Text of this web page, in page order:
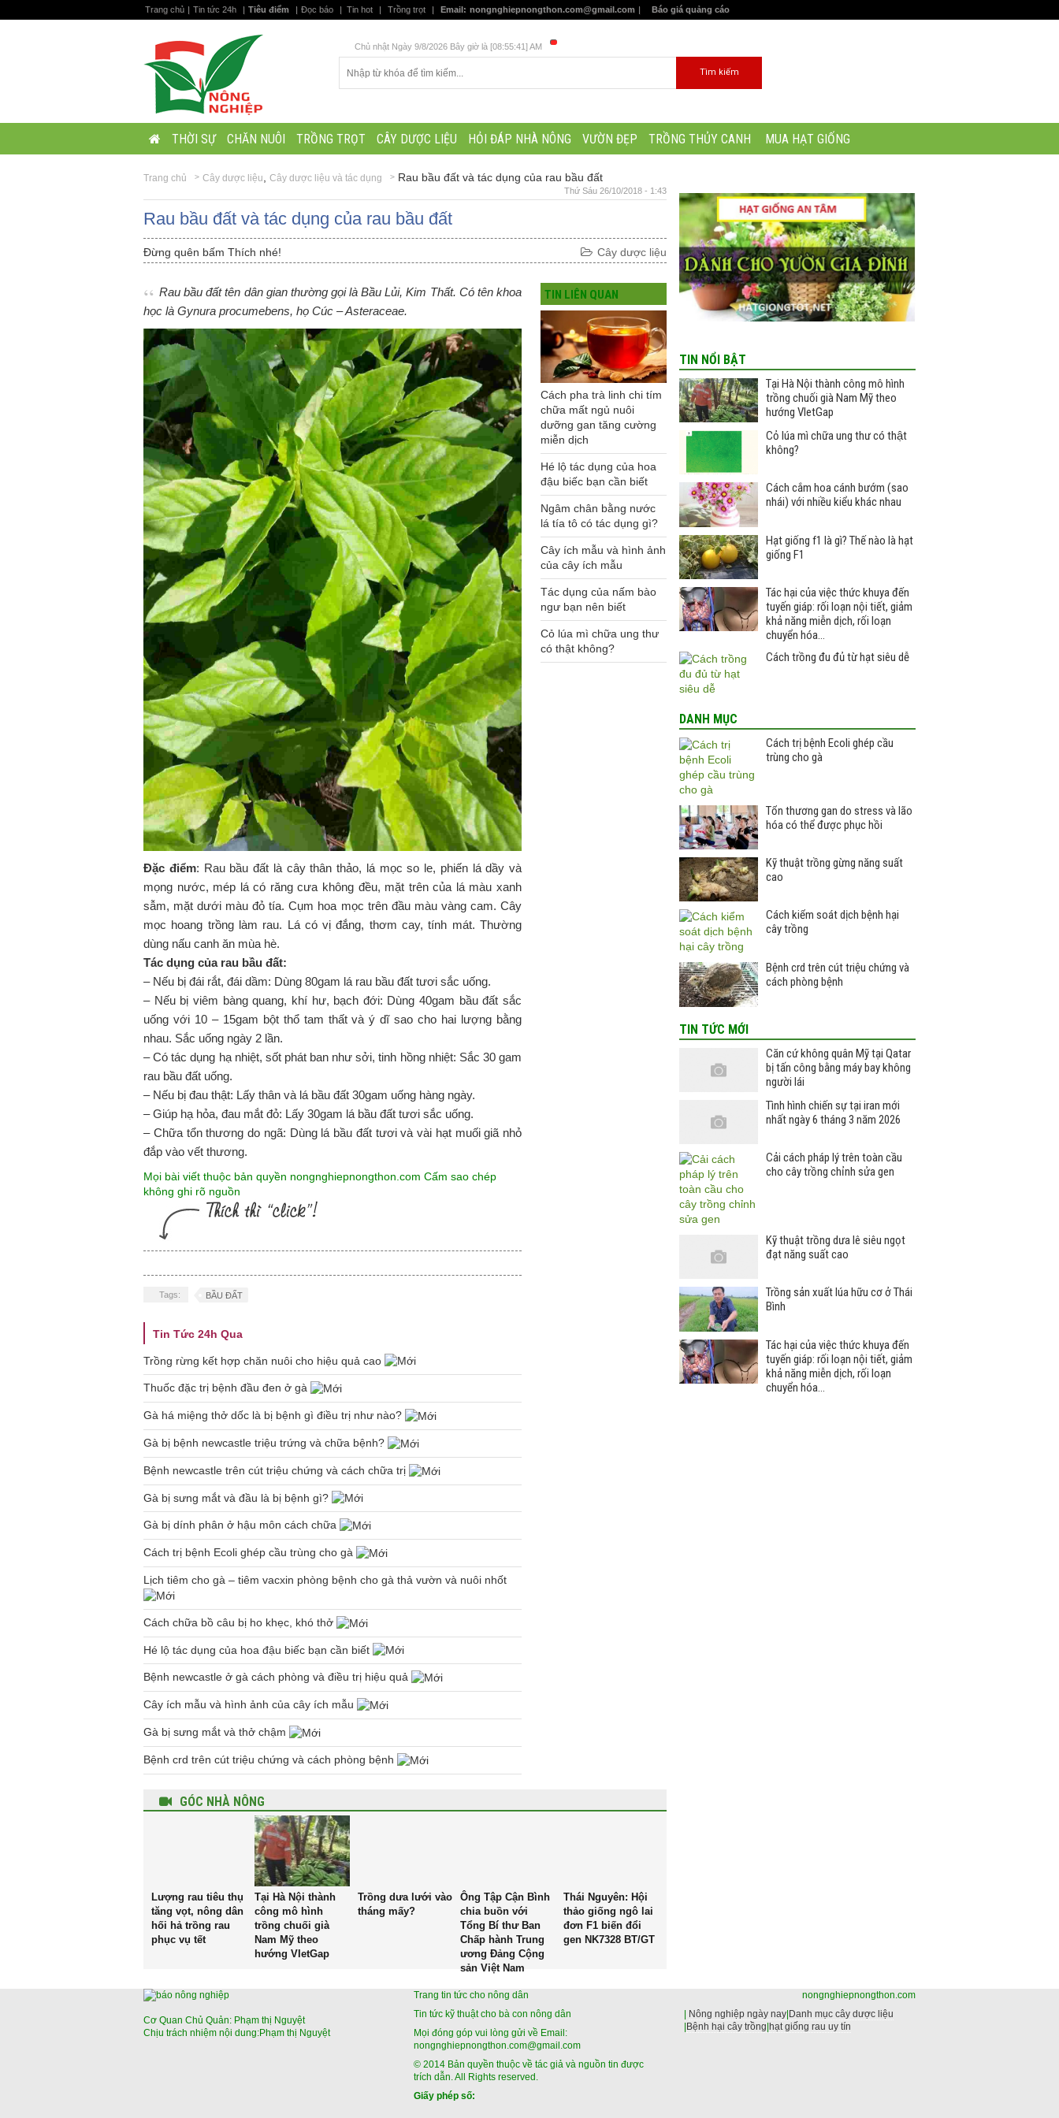
Trang chủ | Tin tức 24h | Tiêu điểm | Đọc báo | Tin hot | Trồng trọt | Email: nongnghiepnongthon.com@gmail.com | Báo giá quảng cáo
Chủ nhật Ngày 9/8/2026 Bây giờ là [08:55:42] AM
THỜI SỰ CHĂN NUÔI TRỒNG TRỌT CÂY DƯỢC LIỆU HỎI ĐÁP NHÀ NÔNG VƯỜN ĐẸP TRỒNG THỦY CANH MUA HẠT GIỐNG
Trang chủ Cây dược liệu Cây dược liệu và tác dụng Rau bầu đất và tác dụng của rau bầu đất
Thứ Sáu 26/10/2018 - 1:43
Rau bầu đất và tác dụng của rau bầu đất
Đừng quên bấm Thích nhé! Cây dược liệu
Rau bầu đất tên dân gian thường gọi là Bầu Lủi, Kim Thất. Có tên khoa
học là Gynura procumebens, họ Cúc – Asteraceae.
Đặc điểm: Rau bầu đất là cây thân thảo, lá mọc so le, phiến lá dầy và
mọng nước, mép lá có răng cưa không đều, mặt trên của lá màu xanh
sẫm, mặt dưới màu đỏ tía. Cụm hoa mọc trên đầu màu vàng cam. Cây
mọc hoang trồng làm rau. Lá có vị đắng, thơm cay, tính mát. Thường
dùng nấu canh ăn mùa hè.
Tác dụng của rau bầu đất:
– Nếu bị đái rắt, đái dầm: Dùng 80gam lá rau bầu đất tươi sắc uống.
– Nếu bị viêm bàng quang, khí hư, bạch đới: Dùng 40gam bầu đất sắc
uống với 10 – 15gam bột thổ tam thất và ý dĩ sao cho hai lượng bằng
nhau. Sắc uống ngày 2 lần.
– Có tác dụng hạ nhiệt, sốt phát ban như sởi, tinh hồng nhiệt: Sắc 30 gam
rau bầu đất uống.
– Nếu bị đau thật: Lấy thân và lá bầu đất 30gam uống hàng ngày.
– Giúp hạ hỏa, đau mắt đỏ: Lấy 30gam lá bầu đất tươi sắc uống.
– Chữa tổn thương do ngã: Dùng lá bầu đất tươi và vài hạt muối giã nhỏ
đắp vào vết thương.
Mọi bài viết thuộc bản quyền nongnghiepnongthon.com Cấm sao chép
không ghi rõ nguồn
Tags: BẦU ĐẤT
Tin Tức 24h Qua
Trồng rừng kết hợp chăn nuôi cho hiệu quả cao
Thuốc đặc trị bệnh đầu đen ở gà
Gà há miệng thở dốc là bị bệnh gì điều trị như nào?
Gà bị bệnh newcastle triệu trứng và chữa bệnh?
Bệnh newcastle trên cút triệu chứng và cách chữa trị
Gà bị sưng mắt và đầu là bị bệnh gì?
Gà bị dính phân ở hậu môn cách chữa
Cách trị bệnh Ecoli ghép cầu trùng cho gà
Lịch tiêm cho gà – tiêm vacxin phòng bệnh cho gà thả vườn và nuôi nhốt
Cách chữa bồ câu bị ho khẹc, khó thở
Hé lộ tác dụng của hoa đậu biếc bạn cần biết
Bệnh newcastle ở gà cách phòng và điều trị hiệu quả
Cây ích mẫu và hình ảnh của cây ích mẫu
Gà bị sưng mắt và thở chậm
Bệnh crd trên cút triệu chứng và cách phòng bệnh
TIN LIÊN QUAN
Cách pha trà linh chi tím
chữa mất ngủ nuôi
dưỡng gan tăng cường
miễn dịch
Hé lộ tác dụng của hoa
đậu biếc bạn cần biết
Ngâm chân bằng nước
lá tía tô có tác dụng gì?
Cây ích mẫu và hình ảnh
của cây ích mẫu
Tác dụng của nấm bào
ngư bạn nên biết
Cỏ lúa mì chữa ung thư
có thật không?
GÓC NHÀ NÔNG
Lượng rau tiêu thụ
tăng vọt, nông dân
hối hả trồng rau
phục vụ tết
Tại Hà Nội thành
công mô hình
trồng chuối già
Nam Mỹ theo
hướng VIetGap
Trồng dưa lưới vào
tháng mấy?
Ông Tập Cận Bình
chia buồn với
Tổng Bí thư Ban
Chấp hành Trung
ương Đảng Cộng
sản Việt Nam
Thái Nguyên: Hội
thảo giống ngô lai
đơn F1 biến đổi
gen NK7328 BT/GT
TIN NỔI BẬT
Tại Hà Nội thành công mô hình
trồng chuối già Nam Mỹ theo
hướng VIetGap
Cỏ lúa mì chữa ung thư có thật
không?
Cách cắm hoa cánh bướm (sao
nhái) với nhiều kiểu khác nhau
Hạt giống f1 là gì? Thế nào là hạt
giống F1
Tác hại của việc thức khuya đến
tuyến giáp: rối loạn nội tiết, giảm
khả năng miễn dịch, rối loạn
chuyển hóa…
Cách trồng đu đủ từ hạt siêu dễ
DANH MỤC
Cách trị bệnh Ecoli ghép cầu
trùng cho gà
Tổn thương gan do stress và lão
hóa có thể được phục hồi
Kỹ thuật trồng gừng năng suất
cao
Cách kiểm soát dịch bệnh hại
cây trồng
Bệnh crd trên cút triệu chứng và
cách phòng bệnh
TIN TỨC MỚI
Căn cứ không quân Mỹ tại Qatar
bị tấn công bằng máy bay không
người lái
Tình hình chiến sự tại iran mới
nhất ngày 6 tháng 3 năm 2026
Cải cách pháp lý trên toàn cầu
cho cây trồng chỉnh sửa gen
Kỹ thuật trồng dưa lê siêu ngọt
đạt năng suất cao
Trồng sản xuất lúa hữu cơ ở Thái
Bình
Tác hại của việc thức khuya đến
tuyến giáp: rối loạn nội tiết, giảm
khả năng miễn dịch, rối loạn
chuyển hóa…
Cơ Quan Chủ Quản: Phạm thị Nguyệt
Chịu trách nhiệm nội dung:Phạm thị Nguyệt
Trang tin tức cho nông dân
Tin tức kỹ thuật cho bà con nông dân
Mọi đóng góp vui lòng gửi về Email:
nongnghiepnongthon.com@gmail.com
© 2014 Bản quyền thuộc về tác giả và nguồn tin được
trích dẫn. All Rights reserved.
Giấy phép số:
nongnghiepnongthon.com
| Nông nghiệp ngày nay|Danh mục cây dược liệu
|Bệnh hại cây trồng|hạt giống rau uy tín